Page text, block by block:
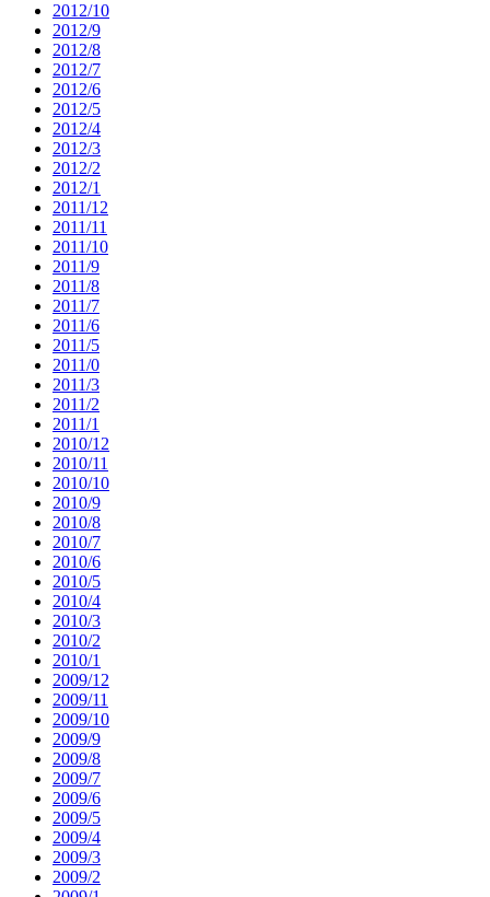
2012/10
2012/9
2012/8
2012/7
2012/6
2012/5
2012/4
2012/3
2012/2
2012/1
2011/12
2011/11
2011/10
2011/9
2011/8
2011/7
2011/6
2011/5
2011/0
2011/3
2011/2
2011/1
2010/12
2010/11
2010/10
2010/9
2010/8
2010/7
2010/6
2010/5
2010/4
2010/3
2010/2
2010/1
2009/12
2009/11
2009/10
2009/9
2009/8
2009/7
2009/6
2009/5
2009/4
2009/3
2009/2